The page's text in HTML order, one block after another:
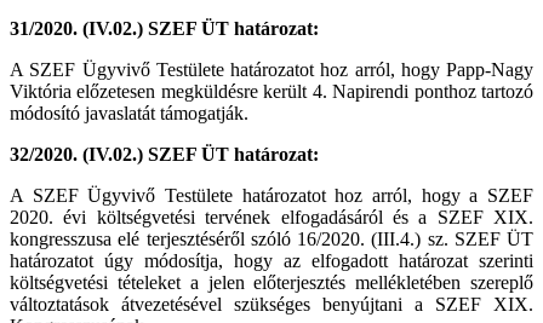
31/2020. (IV.02.) SZEF ÜT határozat:
A SZEF Ügyvivő Testülete határozatot hoz arról, hogy Papp-Nagy
Viktória előzetesen megküldésre került 4. Napirendi ponthoz tartozó
módosító javaslatát támogatják.
32/2020. (IV.02.) SZEF ÜT határozat:
A SZEF Ügyvivő Testülete határozatot hoz arról, hogy a SZEF
2020. évi költségvetési tervének elfogadásáról és a SZEF XIX.
kongresszusa elé terjesztéséről szóló 16/2020. (III.4.) sz. SZEF ÜT
határozatot úgy módosítja, hogy az elfogadott határozat szerinti
költségvetési tételeket a jelen előterjesztés mellékletében szereplő
változtatások átvezetésével szükséges benyújtani a SZEF XIX.